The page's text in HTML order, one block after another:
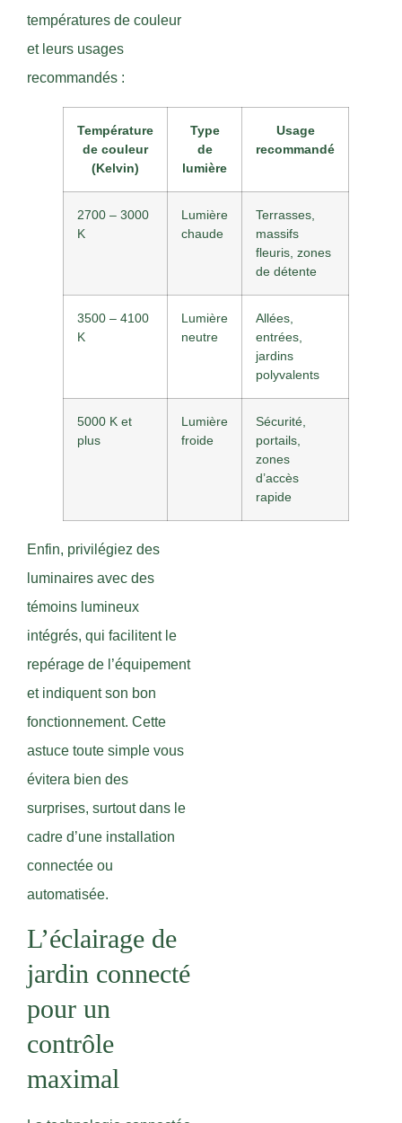
températures de couleur
et leurs usages
recommandés :
Température
de couleur
(Kelvin)
Type
de
lumière
Usage
recommandé
2700 – 3000
K
Lumière
chaude
Terrasses,
massifs
fleuris, zones
de détente
3500 – 4100
K
Lumière
neutre
Allées,
entrées,
jardins
polyvalents
5000 K et
plus
Lumière
froide
Sécurité,
portails,
zones
d’accès
rapide
Enfin, privilégiez des
luminaires avec des
témoins lumineux
intégrés, qui facilitent le
repérage de l’équipement
et indiquent son bon
fonctionnement. Cette
astuce toute simple vous
évitera bien des
surprises, surtout dans le
cadre d’une installation
connectée ou
automatisée.
L’éclairage de
jardin connecté
pour un
contrôle
maximal